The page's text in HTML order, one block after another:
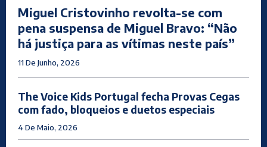
Miguel Cristovinho revolta-se com
pena suspensa de Miguel Bravo: “Não
há justiça para as vítimas neste país”
11 De Junho, 2026
The Voice Kids Portugal fecha Provas Cegas
com fado, bloqueios e duetos especiais
4 De Maio, 2026